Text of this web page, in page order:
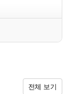
전체 보기